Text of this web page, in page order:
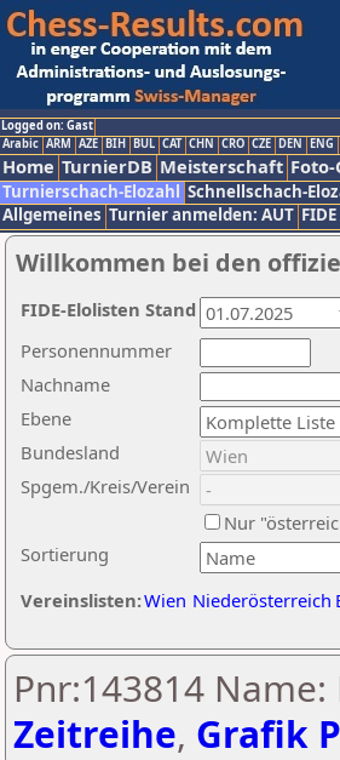
Logged on: Gast
Arabic ARM AZE BIH BUL CAT CHN CRO CZE DEN ENG
Home TurnierDB Meisterschaft
Turnierschach-Elozahl Schnellschach-
Allgemeines Turnier anmelden: AUT FIDE
Willkommen bei den
Nachname
Ebene
Sortierung
Personennummer
Bundesland
Spgem./Kreis/Verein
Nur
Vereinslisten:Wien Niederösterreich
FIDE-Elolisten Stand
Pnr:143814
Zeitreihe, Grafik